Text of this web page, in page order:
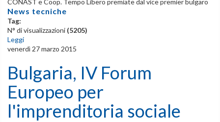
CONAST e Coop. Tempo Libero premiate dal vice premier bulgaro
News tecniche
Tag:
N° di visualizzazioni (5205)
Leggi
venerdì 27 marzo 2015
Bulgaria, IV Forum
Europeo per
l'imprenditoria sociale